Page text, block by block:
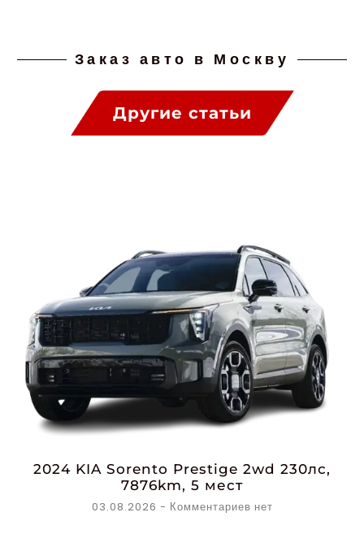
Заказ авто в Москву
Другие статьи
2024 KIA Sorento Prestige 2wd 230лс,
7876km, 5 мест
03.08.2026 Комментариев нет